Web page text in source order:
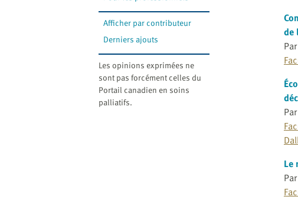
Afficher par contributeur
Derniers ajouts
Les opinions exprimées ne
sont pas forcément celles du
Portail canadien en soins
palliatifs.
de
Le